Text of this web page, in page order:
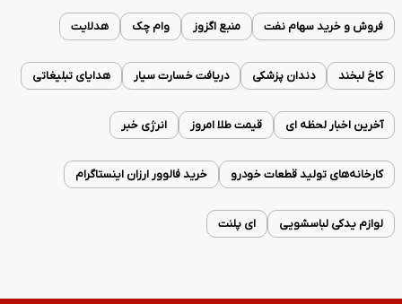
فروش و خرید سهام نفت منبع اگزوز وام چک هدلایت
کاخ لبخند دندان پزشکی دریافت خسارت سیار هدایای تبلیغاتی
آخرین اخبار لحظه ای قیمت طلا امروز انرژی خبر
کارخانه‌های تولید قطعات خودرو خرید فالوور ارزان اینستاگرام
لوازم یدکی لباسشویی ای پلنت